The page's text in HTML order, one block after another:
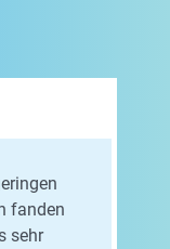
fanden
sehr